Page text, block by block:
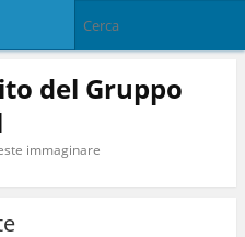
del Gruppo
immaginare